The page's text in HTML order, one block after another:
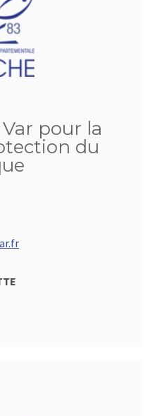
pour la
du